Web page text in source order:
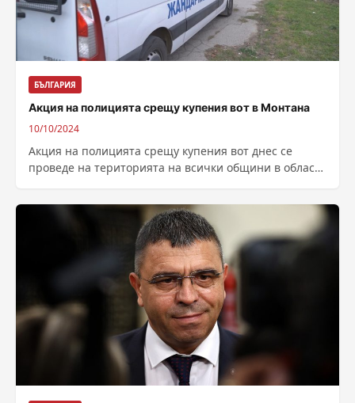
БЪЛГАРИЯ
Акция на полицията срещу купения вот в Монтана
10/10/2024
Акция на полицията срещу купения вот днес се
проведе на територията на всички общини в област